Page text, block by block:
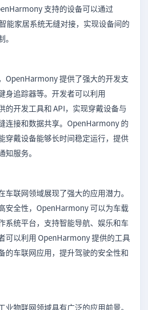
支持的设备可以通过
能家居系统无缝对接，实现设备间的
OpenHarmony 提供了强大的开发支
身追踪器等。开发者可以利用
的开发工具和 API，实现穿戴设备与
连接和数据共享。OpenHarmony 的
穿戴设备能够长时间稳定运行，提供
服务。
联网领域展现了强大的应用潜力。
安全性，OpenHarmony 可以为车载
系统平台，支持智能导航、娱乐和车
可以利用 OpenHarmony 提供的工具
的车联网应用，提升驾驶的安全性和
物联网领域具有广泛的应用前景。